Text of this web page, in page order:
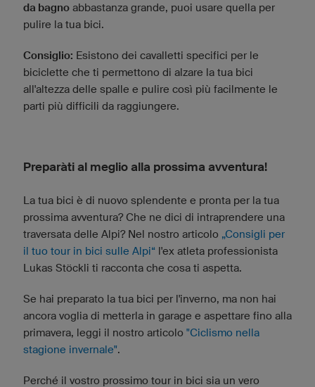
da bagno abbastanza grande, puoi usare quella per
pulire la tua bici.
Consiglio: Esistono dei cavalletti specifici per le
biciclette che ti permettono di alzare la tua bici
all'altezza delle spalle e pulire così più facilmente le
parti più difficili da raggiungere.
Preparàti al meglio alla prossima avventura!
La tua bici è di nuovo splendente e pronta per la tua
prossima avventura? Che ne dici di intraprendere una
traversata delle Alpi? Nel nostro articolo „Consigli per
il tuo tour in bici sulle Alpi“ l'ex atleta professionista
Lukas Stöckli ti racconta che cosa ti aspetta.
Se hai preparato la tua bici per l'inverno, ma non hai
ancora voglia di metterla in garage e aspettare fino alla
primavera, leggi il nostro articolo "Ciclismo nella
stagione invernale".
Perché il vostro prossimo tour in bici sia un vero